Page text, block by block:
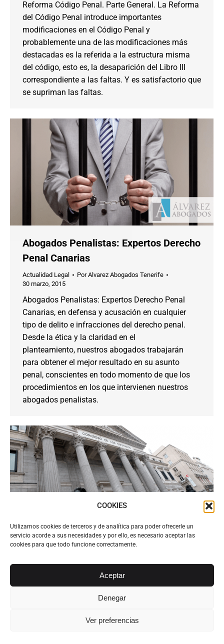
COOKIES
Utilizamos cookies de terceros y de analítica para poder ofrecerle un
servicio acorde a sus necesidades y por ello, es necesario aceptar las
cookies para que todo funcione correctamente.
Aceptar
Denegar
Ver preferencias
Reforma Código Penal. Parte General. La Reforma
del Código Penal introduce importantes
modificaciones en el Código Penal y
probablemente una de las modificaciones más
destacadas es la referida a la estructura misma
del código, esto es, la desaparición del Libro III
correspondiente a las faltas. Y es satisfactorio que
se supriman las faltas.
Abogados Penalistas: Expertos Derecho
Penal Canarias
Actualidad Legal PorAlvarez Abogados Tenerife
30 marzo, 2015
Abogados Penalistas: Expertos Derecho Penal
Canarias, en defensa y acusación en cualquier
tipo de delito e infracciones del derecho penal.
Desde la ética y la claridad en el
planteamiento, nuestros abogados trabajarán
para obtener el mejor resultado en su asunto
penal, conscientes en todo momento de que los
procedimientos en los que intervienen nuestros
abogados penalistas.
Novedades reforma Código Penal
Actualidad Legal PorAlvarez Abogados Tenerife
definitivo del nuevo Código Penal llega hoy al
Congreso de los Diputados para su aprobación. La